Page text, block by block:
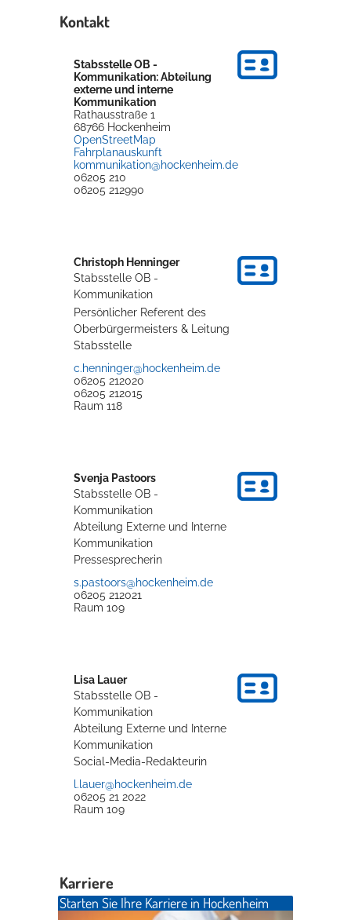
Die Stadthalle Hockenheim bietet den perfekten Standort für Events
Erleben in Hockenheim
Spaß unter prickelnden Wasserfällen, das rauschende Meer im
Wellenbecken oder doch lieber die pure Entspannung auf der
Sprudelliege im Solebecken?
Kontakt
Stabsstelle OB -
Kommunikation: Abteilung
externe und interne
Kommunikation
Rathausstraße 1
68766 Hockenheim
OpenStreetMap
Fahrplanauskunft
kommunikation@hockenheim.de
06205 210
06205 212990
Christoph Henninger
Stabsstelle OB -
Kommunikation
Persönlicher Referent des
Oberbürgermeisters & Leitung
Stabsstelle
c.henninger@hockenheim.de
06205 212020
06205 212015
Raum 118
Svenja Pastoors
Stabsstelle OB -
Kommunikation
Abteilung Externe und Interne
Kommunikation
Pressesprecherin
s.pastoors@hockenheim.de
06205 212021
Raum 109
Lisa Lauer
Stabsstelle OB -
Kommunikation
Abteilung Externe und Interne
Kommunikation
Social-Media-Redakteurin
l.lauer@hockenheim.de
06205 21 2022
Raum 109
Karriere
Starten Sie Ihre Karriere in Hockenheim